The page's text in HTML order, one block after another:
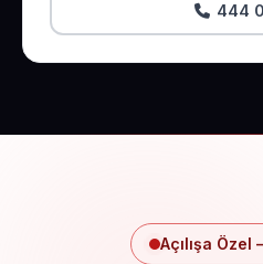
444
Açılışa